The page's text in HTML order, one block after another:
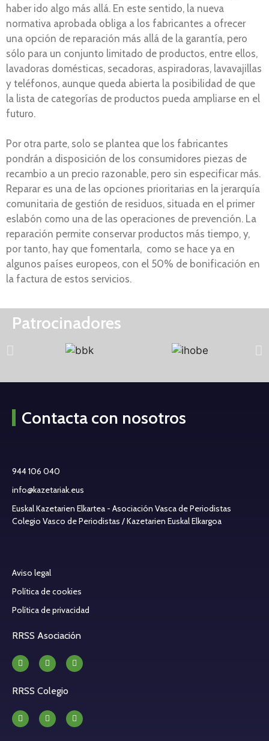
haber ido algo más allá. En este sentido, la nueva
normativa aprobada obliga a los fabricantes a ofrecer
una opción de reparación más allá de la garantía, pero
sólo para un conjunto limitado de productos, entre ellos,
lavadoras domésticas, secadoras, aspiradoras, lavavajillas
y teléfonos, aunque queda abierta la posibilidad de que
la lista de categorías de productos pueda ampliarse en el
futuro.
Por otra parte, solo se plantea que los fabricantes
pondrán a disposición de los consumidores piezas de
recambio a un precio razonable, pero sin especificar más.
Reparar es una de las opciones prioritarias en la jerarquía
comunitaria de gestión de residuos, situada en el primer
eslabón como una de las operaciones de prevención. La
reparación permite conservar productos más tiempo, y,
por tanto, hay que fomentarla, como se hace ya en
algunos países europeos, con el 50% de bonificación en
la factura de estos servicios.
Patrocinadores
Contacta con nosotros
944 106 040
info@kazetariak.eus
Euskal Kazetarien Elkartea - Asociación Vasca de Periodistas
Colegio Vasco de Periodistas / Kazetarien Euskal Elkargoa
Aviso legal
Política de cookies
Política de privacidad
RRSS Asociación
RRSS Colegio